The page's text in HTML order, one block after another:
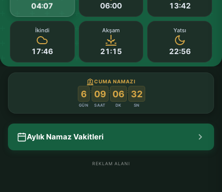
04:07 06:00 13:42
İkindi
17:46
Akşam
21:15
Yatsı
22:56
CUMA NAMAZI
6
GÜN
: 09
SAAT
: 06
DK
: 31
SN
Aylık Namaz Vakitleri
REKLAM ALANI